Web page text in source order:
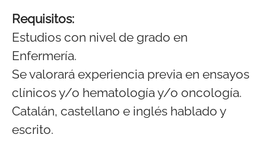
Requisitos:
Estudios con nivel de grado en
Enfermería.
Se valorará experiencia previa en ensayos
clínicos y/o hematología y/o oncología.
Catalán, castellano e inglés hablado y
escrito.